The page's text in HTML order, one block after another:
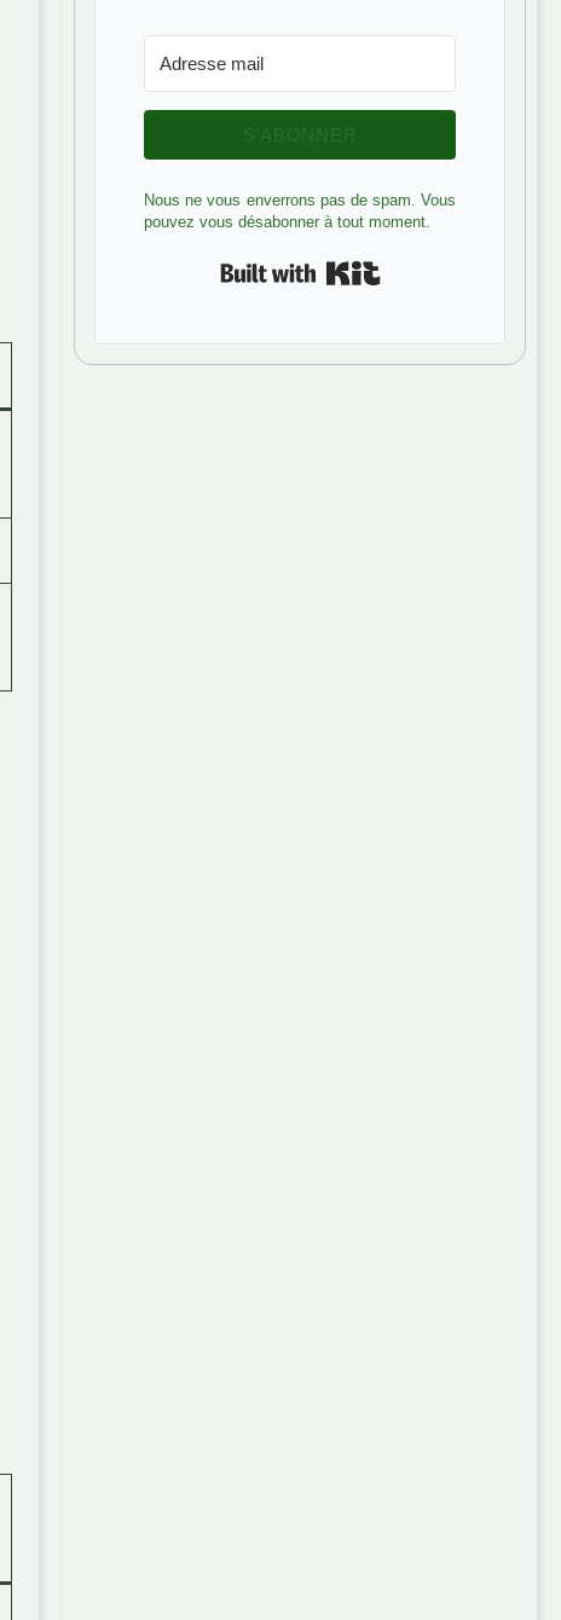
S’ABONNER
Nous ne vous enverrons pas de spam. Vous
pouvez vous désabonner à tout moment.